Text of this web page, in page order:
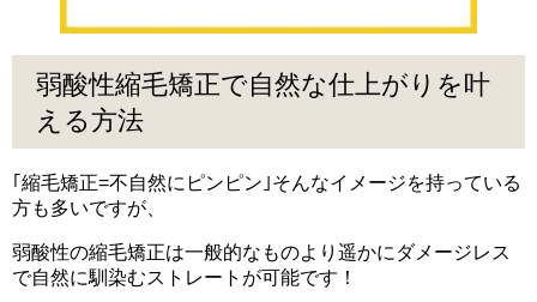
弱酸性縮毛矯正で自然な仕上がりを叶
える方法
｢縮毛矯正=不自然にピンピン｣そんなイメージを持っている
方も多いですが、
弱酸性の縮毛矯正は一般的なものより遥かにダメージレス
で自然に馴染むストレートが可能です！